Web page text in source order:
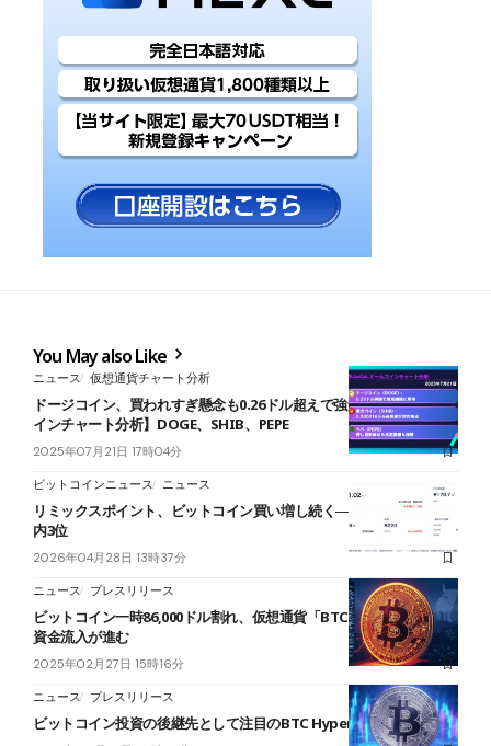
You May also Like
ニュース 仮想通貨チャート分析
ドージコイン、買われすぎ懸念も0.26ドル超えで強気継続【ミームコ
インチャート分析】DOGE、SHIB、PEPE
2025年07月21日 17時04分
ビットコインニュース ニュース
リミックスポイント、ビットコイン買い増し続く──保有1,471枚、国
内3位
2026年04月28日 13時37分
ニュース プレスリリース
ビットコイン一時86,000ドル割れ、仮想通貨「BTC Bull Token」に
資金流入が進む
2025年02月27日 15時16分
ニュース プレスリリース
ビットコイン投資の後継先として注目のBTC Hyperとは